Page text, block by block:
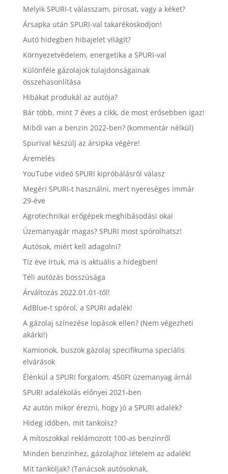
Melyik SPURI-t válasszam, pirosat, vagy a kéket?
Ársapka után SPURI-val takarékoskodjon!
Autó hidegben hibajelet világít?
Környezetvédelem, energetika a SPURI-val
Különféle gázolajok tulajdonságainak
összehasonlítása
Hibákat produkál az autója?
Bár több, mint 7 éves a cikk, de most erősebben igaz!
Miből van a benzin 2022-ben? (kommentár nélkül)
Spurival készülj az ársipka végére!
Áremelés
YouTube videó SPURI kipróbálásról válasz
Megéri SPURI-t használni, mert nyereséges immár
29-éve
Agrotechnikai erőgépek meghibásodási okai
Üzemanyagár magas? SPURI most spórolhatsz!
Autósok, miért kell adagolni?
Tíz éve írtuk, ma is aktuális a hidegben!
Téli autózás bosszúsága
Árváltozás 2022.01.01-től!
AdBlue-t spórol, a SPURI adalék!
A gázolaj színezése lopások ellen? (Nem végezheti
akárki!)
Kamionok, buszok gázolaj specifikuma speciális
elvárások
Élénkül a SPURI forgalom, 450Ft üzemanyag árnál
SPURI adalékolás előnyei 2021-ben
Az autón mikor érezni, hogy jó a SPURI adalék?
Hideg időben, mit tankolsz?
A mítoszokkal reklámozott 100-as benzinről
Minden benzinhez, gázolajhoz lételem az adalék!
Mit tankoljak? (Tanácsok autósoknak,